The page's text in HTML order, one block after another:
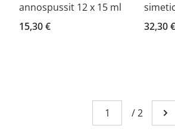
annospussit 12 x 15 ml
15,30 €
32,30 €
Sivu
You're currently
/2